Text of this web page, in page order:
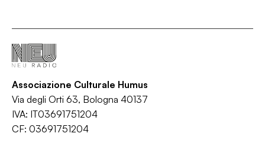
Associazione Culturale Humus
Via degli Orti 63, Bologna 40137
IVA: IT03691751204
CF: 03691751204